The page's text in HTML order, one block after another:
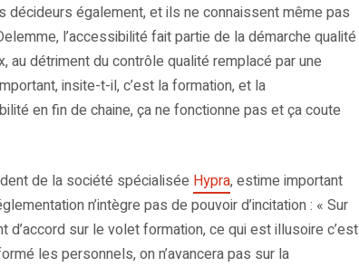
décideurs également, et ils ne connaissent même pas
l’accessibilité fait partie de la démarche qualité
détriment du contrôle qualité remplacé par une
insite-t-il, c’est la formation, et la
en fin de chaine, ça ne fonctionne pas et ça coute
de la société spécialisée Hypra, estime important
n’intègre pas de pouvoir d’incitation : « Sur
sur le volet formation, ce qui est illusoire c’est
les personnels, on n’avancera pas sur la